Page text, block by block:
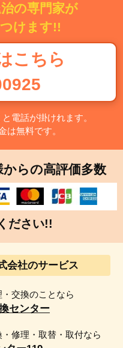
津区・多摩区・宮前
区・南区・横須賀市・
・茅ヶ崎市・逗子市・
伊勢原市・海老名市・
・寒川町・大磯町・二
北町・開成町・箱根
清川村
区・稲毛区・若葉区・
橋市・館山市・木更津
田市・佐倉市・東金市・
市原市・流山市・八千代
君津市・富津市・浦安
印西市・白井市・富里
山武市・いすみ市・大網
多古町・東庄町・九十
岩槻区・川越市・熊谷
市・飯能市・加須市・
・蕨市・戸田市・入間
の専門家が
けます!!
こちら
電話が掛けれます。
は無料です。
らの高評価多数
ださい!!
会社のサービス
交換のことなら
センター
修理・取替・取付なら